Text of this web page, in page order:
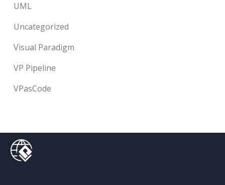
UML
Uncategorized
Visual Paradigm
VP Pipeline
VPasCode